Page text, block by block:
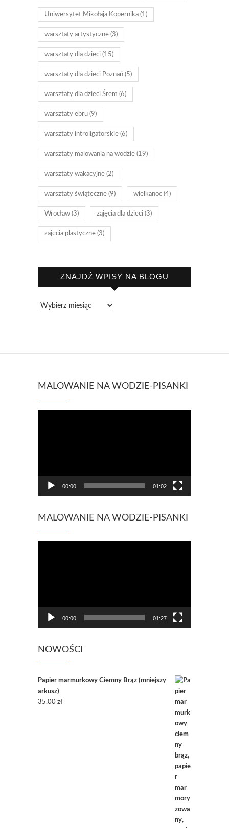
Uniwersytet Mikołaja Kopernika (1)
warsztaty artystyczne (3)
warsztaty dla dzieci (15)
warsztaty dla dzieci Poznań (5)
warsztaty dla dzieci Śrem (6)
warsztaty ebru (9)
warsztaty introligatorskie (6)
warsztaty malowania na wodzie (19)
warsztaty wakacyjne (2)
warsztaty świąteczne (9) wielkanoc (4)
Wrocław (3) zajęcia dla dzieci (3)
zajęcia plastyczne (3)
ZNAJDŹ WPISY NA BLOGU
ZNAJDŹ
MALOWANIE NA WODZIE-PISANKI
00:00 01:02
MALOWANIE NA WODZIE-PISANKI
00:00 01:27
NOWOŚCI
Papier marmurkowy Ciemny Brąz (mniejszy
arkusz)
35.00 zł